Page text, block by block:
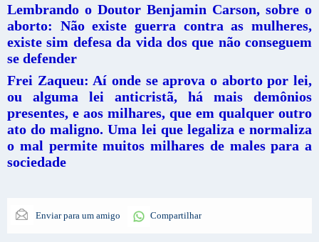
Lembrando o Doutor Benjamin Carson, sobre o
aborto: Não existe guerra contra as mulheres,
existe sim defesa da vida dos que não conseguem
se defender
Frei Zaqueu: Aí onde se aprova o aborto por lei,
ou alguma lei anticristã, há mais demônios
presentes, e aos milhares, que em qualquer outro
ato do maligno. Uma lei que legaliza e normaliza
o mal permite muitos milhares de males para a
sociedade
Enviar para um amigo Compartilhar